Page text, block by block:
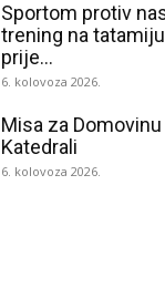
Sportom protiv
trening na
prije...
6. kolovoza 2026.
Misa za
Katedrali
6. kolovoza 2026.